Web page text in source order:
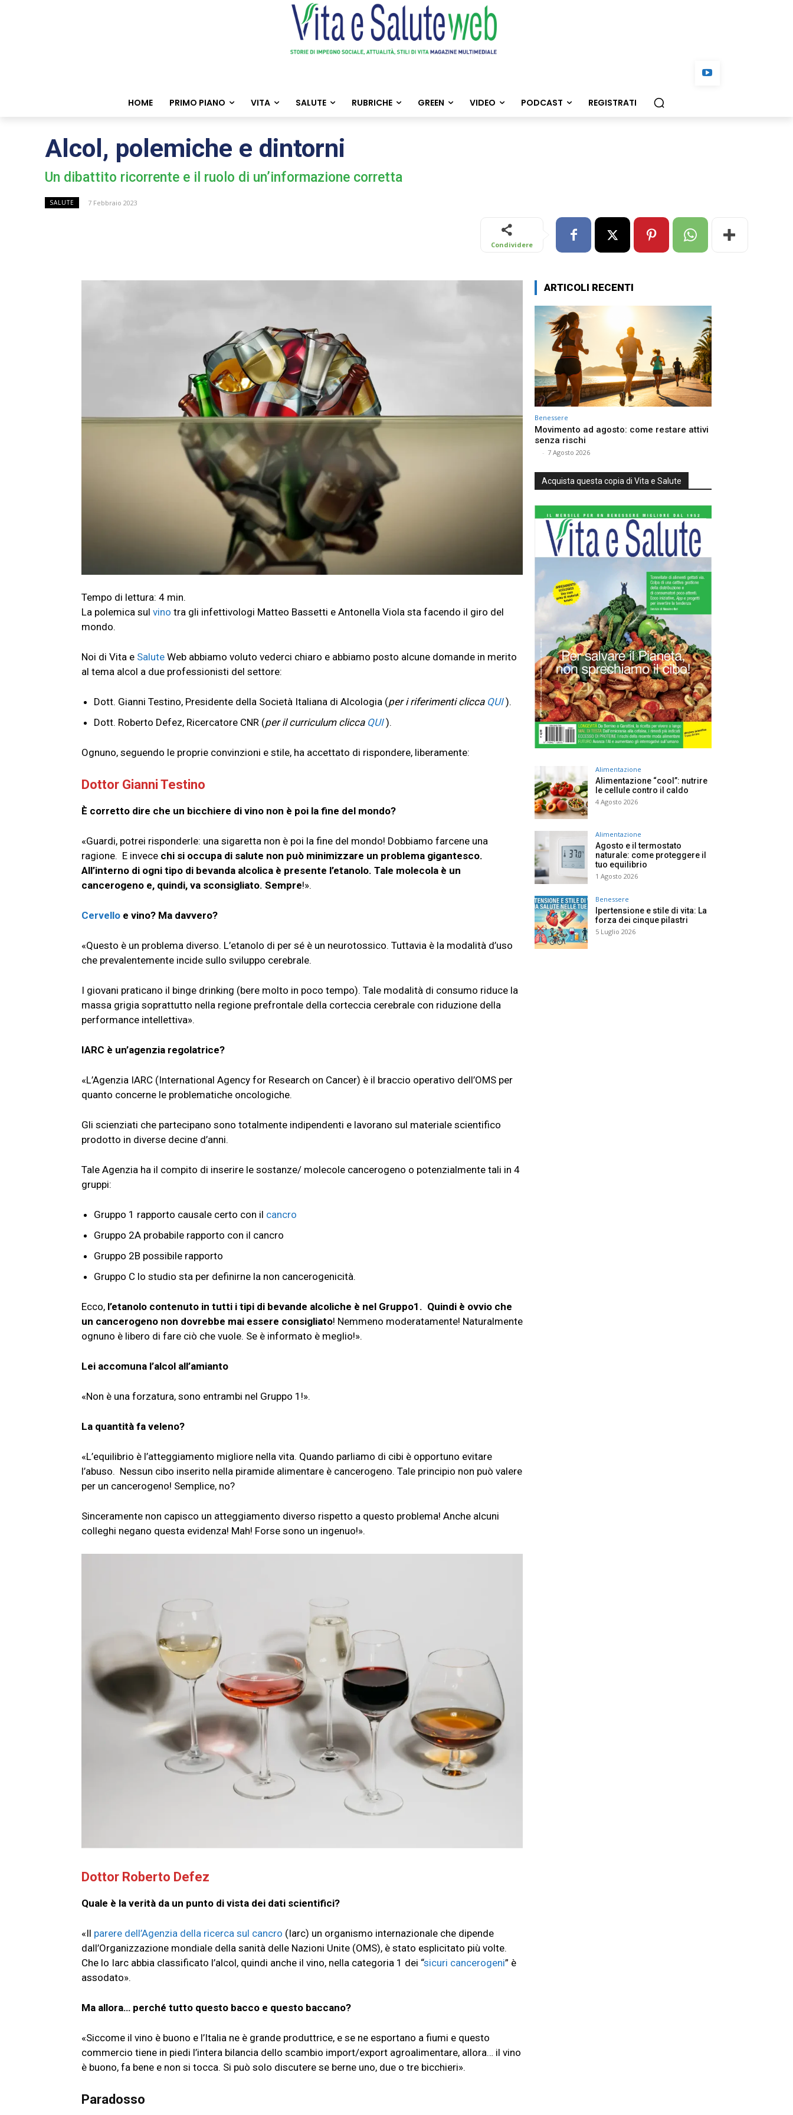
HOME PRIMO PIANO VITA SALUTE RUBRICHE GREEN VIDEO PODCAST REGISTRATI
Alcol, polemiche e dintorni
Un dibattito ricorrente e il ruolo di un’informazione corretta
SALUTE 7 Febbraio 2023
Condividere
La polemica sul vino tra gli infettivologi Matteo Bassetti e Antonella Viola sta facendo il giro del
mondo.
Noi di Vita e Salute Web abbiamo voluto vederci chiaro e abbiamo posto alcune domande in merito
al tema alcol a due professionisti del settore:
Dott. Gianni Testino, Presidente della Società Italiana di Alcologia (per i riferimenti clicca QUI).
Dott. Roberto Defez, Ricercatore CNR (per il curriculum cliccaQUI).
Ognuno, seguendo le proprie convinzioni e stile, ha accettato di rispondere, liberamente:
Dottor Gianni Testino
È corretto dire che un bicchiere di vino non è poi la fine del mondo?
«Guardi, potrei risponderle: una sigaretta non è poi la fine del mondo! Dobbiamo farcene una
ragione. E invece chi si occupa di salute non può minimizzare un problema gigantesco.
All’interno di ogni tipo di bevanda alcolica è presente l’etanolo. Tale molecola è un
cancerogeno e, quindi, va sconsigliato. Sempre!».
Cervello e vino? Ma davvero?
«Questo è un problema diverso. L’etanolo di per sé è un neurotossico. Tuttavia è la modalità d’uso
che prevalentemente incide sullo sviluppo cerebrale.
I giovani praticano il binge drinking (bere molto in poco tempo). Tale modalità di consumo riduce la
massa grigia soprattutto nella regione prefrontale della corteccia cerebrale con riduzione della
performance intellettiva».
IARC è un’agenzia regolatrice?
«L’Agenzia IARC (International Agency for Research on Cancer) è il braccio operativo dell’OMS per
quanto concerne le problematiche oncologiche.
Gli scienziati che partecipano sono totalmente indipendenti e lavorano sul materiale scientifico
prodotto in diverse decine d’anni.
Tale Agenzia ha il compito di inserire le sostanze/ molecole cancerogeno o potenzialmente tali in 4
gruppi:
Gruppo 1 rapporto causale certo con il cancro
Gruppo 2A probabile rapporto con il cancro
Gruppo 2B possibile rapporto
Gruppo C lo studio sta per definirne la non cancerogenicità.
Ecco, l’etanolo contenuto in tutti i tipi di bevande alcoliche è nel Gruppo1. Quindi è ovvio che
un cancerogeno non dovrebbe mai essere consigliato! Nemmeno moderatamente! Naturalmente
ognuno è libero di fare ciò che vuole. Se è informato è meglio!».
Lei accomuna l’alcol all’amianto
«Non è una forzatura, sono entrambi nel Gruppo 1!».
La quantità fa veleno?
«L’equilibrio è l’atteggiamento migliore nella vita. Quando parliamo di cibi è opportuno evitare
l’abuso. Nessun cibo inserito nella piramide alimentare è cancerogeno. Tale principio non può valere
per un cancerogeno! Semplice, no?
Sinceramente non capisco un atteggiamento diverso rispetto a questo problema! Anche alcuni
colleghi negano questa evidenza! Mah! Forse sono un ingenuo!».
Dottor Roberto Defez
Quale è la verità da un punto di vista dei dati scientifici?
«Il parere dell’Agenzia della ricerca sul cancro (Iarc) un organismo internazionale che dipende
dall’Organizzazione mondiale della sanità delle Nazioni Unite (OMS), è stato esplicitato più volte.
Che lo Iarc abbia classificato l’alcol, quindi anche il vino, nella categoria 1 dei “sicuri cancerogeni” è
assodato».
Ma allora… perché tutto questo bacco e questo baccano?
«Siccome il vino è buono e l’Italia ne è grande produttrice, e se ne esportano a fiumi e questo
commercio tiene in piedi l’intera bilancia dello scambio import/export agroalimentare, allora… il vino
è buono, fa bene e non si tocca. Si può solo discutere se berne uno, due o tre bicchieri».
Paradosso
ARTICOLI RECENTI
Benessere
Movimento ad agosto: come restare attivi
senza rischi
- 7 Agosto 2026
Acquista questa copia di Vita e Salute
Alimentazione
Alimentazione “cool”: nutrire
le cellule contro il caldo
4 Agosto 2026
Alimentazione
Agosto e il termostato
naturale: come proteggere il
tuo equilibrio
1 Agosto 2026
Benessere
Ipertensione e stile di vita: La
forza dei cinque pilastri
5 Luglio 2026